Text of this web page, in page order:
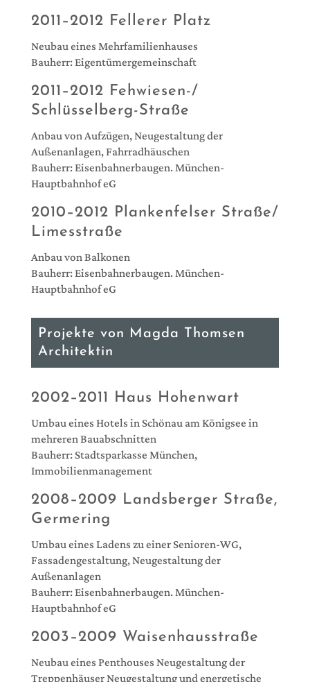
2011–2012 Fellerer Platz
Neubau eines Mehrfamilienhauses
Bauherr: Eigentümergemeinschaft
2011–2012 Fehwiesen-/
Schlüsselberg-Straße
Anbau von Aufzügen, Neugestaltung der
Außenanlagen, Fahrradhäuschen
Bauherr: Eisenbahnerbaugen. München-
Hauptbahnhof eG
2010–2012 Plankenfelser Straße/
Limesstraße
Anbau von Balkonen
Bauherr: Eisenbahnerbaugen. München-
Hauptbahnhof eG
Projekte von Magda Thomsen
Architektin
2002–2011 Haus Hohenwart
Umbau eines Hotels in Schönau am Königsee in
mehreren Bauabschnitten
Bauherr: Stadtsparkasse München,
Immobilienmanagement
2008–2009 Landsberger Straße,
Germering
Umbau eines Ladens zu einer Senioren-WG,
Fassadengestaltung, Neugestaltung der
Außenanlagen
Bauherr: Eisenbahnerbaugen. München-
Hauptbahnhof eG
2003–2009 Waisenhausstraße
Neubau eines Penthouses Neugestaltung der
Treppenhäuser Neugestaltung und energetische